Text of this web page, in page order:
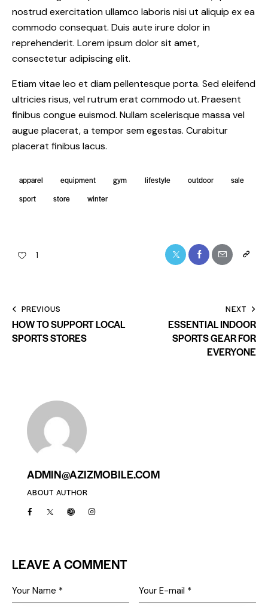
nostrud exercitation ullamco laboris nisi ut aliquip ex ea
commodo consequat. Duis aute irure dolor in
reprehenderit. Lorem ipsum dolor sit amet,
consectetur adipiscing elit.
Etiam vitae leo et diam pellentesque porta. Sed eleifend
ultricies risus, vel rutrum erat commodo ut. Praesent
finibus congue euismod. Nullam scelerisque massa vel
augue placerat, a tempor sem egestas. Curabitur
placerat finibus lacus.
apparel equipment gym lifestyle outdoor
sale
sport
store winter
1
PREVIOUS
HOW TO SUPPORT LOCAL
SPORTS STORES
NEXT
ESSENTIAL INDOOR
SPORTS GEAR FOR
EVERYONE
ADMIN@AZIZMOBILE.COM
ABOUT AUTHOR
LEAVE A COMMENT